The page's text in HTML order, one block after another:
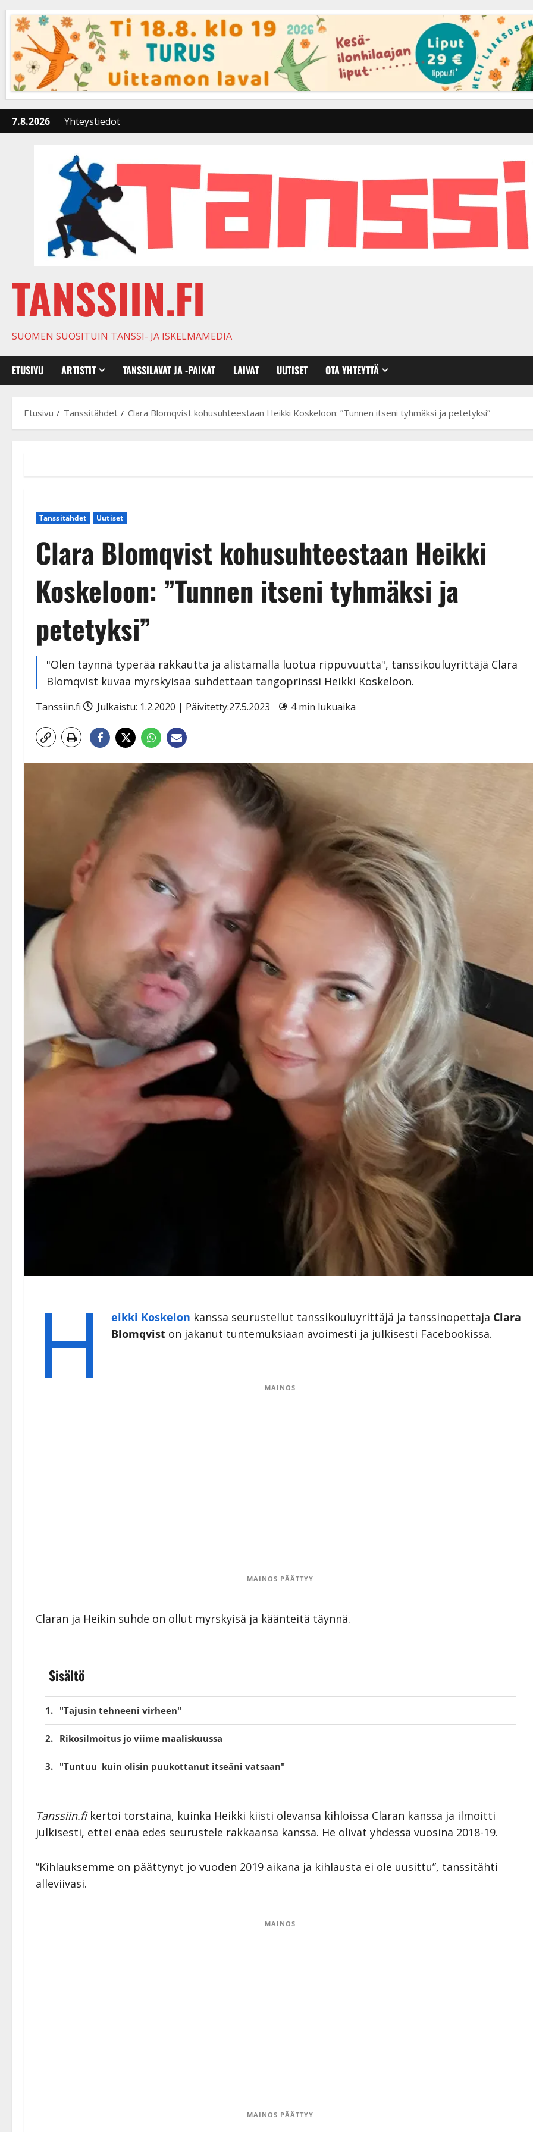
content
7.8.2026 Yhteystiedot
TANSSIIN.FI
SUOMEN SUOSITUIN TANSSI- JA ISKELMÄMEDIA
ETUSIVU ARTISTIT TANSSILAVAT JA -PAIKAT LAIVAT UUTISET OTA YHTEYTTÄ
Etusivu Tanssitähdet Clara Blomqvist kohusuhteestaan Heikki Koskeloon: ”Tunnen itseni tyhmäksi ja petetyksi”
Tanssitähdet Uutiset
Clara Blomqvist kohusuhteestaan Heikki
Koskeloon: ”Tunnen itseni tyhmäksi ja
petetyksi”
"Olen täynnä typerää rakkautta ja alistamalla luotua rippuvuutta", tanssikouluyrittäjä Clara
Blomqvist kuvaa myrskyisää suhdettaan tangoprinssi Heikki Koskeloon.
Tanssiin.fi Julkaistu: 1.2.2020 | Päivitetty:27.5.2023 4 min lukuaika
H eikki Koskelon kanssa seurustellut tanssikouluyrittäjä ja tanssinopettaja Clara
Blomqvist on jakanut tuntemuksiaan avoimesti ja julkisesti Facebookissa.
MAINOS
MAINOS PÄÄTTYY
Claran ja Heikin suhde on ollut myrskyisä ja käänteitä täynnä.
Sisältö
"Tajusin tehneeni virheen"
Rikosilmoitus jo viime maaliskuussa
"Tuntuu kuin olisin puukottanut itseäni vatsaan"
Tanssiin.fikertoi torstaina, kuinka Heikki kiisti olevansa kihloissa Claran kanssa ja ilmoitti
julkisesti, ettei enää edes seurustele rakkaansa kanssa. He olivat yhdessä vuosina 2018-19.
”Kihlauksemme on päättynyt jo vuoden 2019 aikana ja kihlausta ei ole uusittu”, tanssitähti
alleviivasi.
MAINOS
MAINOS PÄÄTTYY